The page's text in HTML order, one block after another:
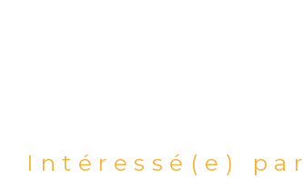
Intéressé(e) par